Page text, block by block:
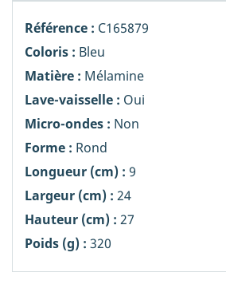
Référence : C165879
Coloris : Bleu
Matière : Mélamine
Lave-vaisselle : Oui
Micro-ondes : Non
Forme : Rond
Longueur (cm) : 9
Largeur (cm) : 24
Hauteur (cm) : 27
Poids (g) : 320